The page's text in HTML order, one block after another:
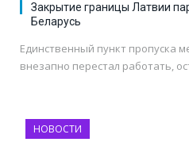
Закрытие границы Латвии
Беларусь
Единственный пункт пропуска
внезапно перестал работать,
НОВОСТИ